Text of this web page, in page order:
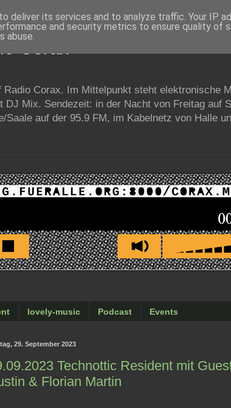
Corax
Corax. Im Mittelpunkt steht elektronische
DJ Mix. Sendezeit: in der Nacht von Freitag auf
Saale auf der 95.9 FM, im Kabelnetz von Halle
lovely-music Podcast Events
29. September 2023
Technottic Resident mit
& Florian Martin
deliver its services and to analyze traffic. Your IP
and security metrics to ensure quality of
abuse.